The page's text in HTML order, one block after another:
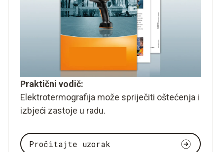
Praktični vodič:
Elektrotermografija može spriječiti oštećenja i
izbjeći zastoje u radu.
Pročitajte uzorak